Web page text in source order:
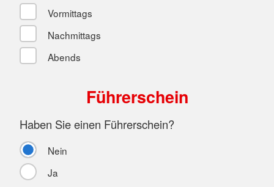
Vormittags
Nachmittags
Abends
Führerschein
Haben Sie einen Führerschein?
Nein
Ja